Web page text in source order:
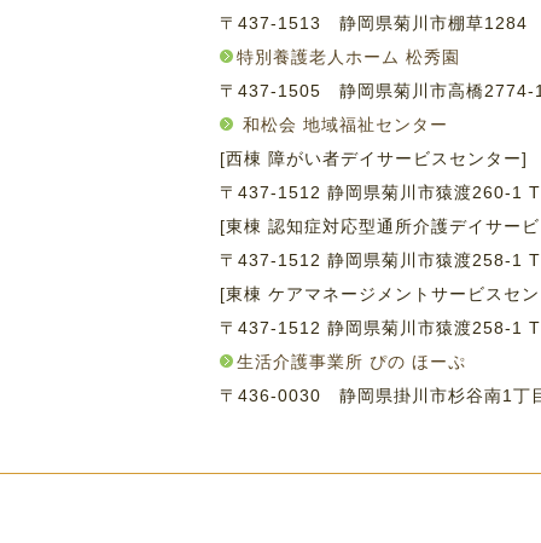
〒437-1513 静岡県菊川市棚草
特別養護老人ホーム 松秀園
〒437-1505 静岡県菊川市高橋
和松会 地域福祉センター
[西棟 障がい者デイサービスセンター]
〒437-1512 静岡県菊川市猿渡260-1
[東棟 認知症対応型通所介護デイサー
〒437-1512 静岡県菊川市猿渡258-1
[東棟 ケアマネージメントサービスセ
〒437-1512 静岡県菊川市猿渡258-1
生活介護事業所 ぴの ほーぷ
〒436-0030 静岡県掛川市杉谷南1